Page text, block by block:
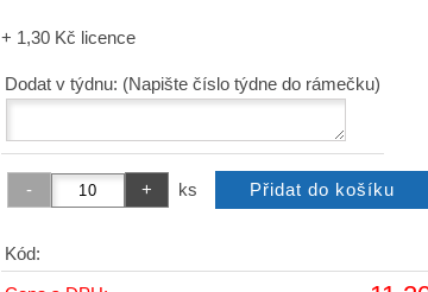
+ 1,30 Kč licence
Dodat v týdnu: (Napište číslo týdne do rámečku)
ks
Kód: